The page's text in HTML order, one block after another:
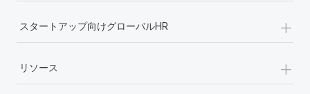
スタートアップ向けグローバルHR +
リソース +